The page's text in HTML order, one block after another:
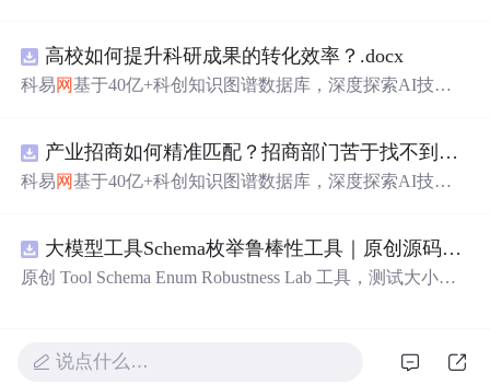
高校如何提升科研成果的转化效率？.docx
科易网基于40亿+科创知识图谱数据库，深度探索AI技术
新领域的AI+数智化解决方案，推动科技创新与产业创新
智能化发展。
产业招商如何精准匹配？招商部门苦于找不到符合产业链补链强链方向的目标企业怎么办？.docx
科易网基于40亿+科创知识图谱数据库，深度探索AI技术
新领域的AI+数智化解决方案，推动科技创新与产业创新
智能化发展。
大模型工具Schema枚举鲁棒性工具｜原创源码+测试+离线报告
原创 Tool Schema Enum Robustness Lab 工具，测试大小
真实运行效果图、README、运行说明、功能清单、MIT
说点什么…